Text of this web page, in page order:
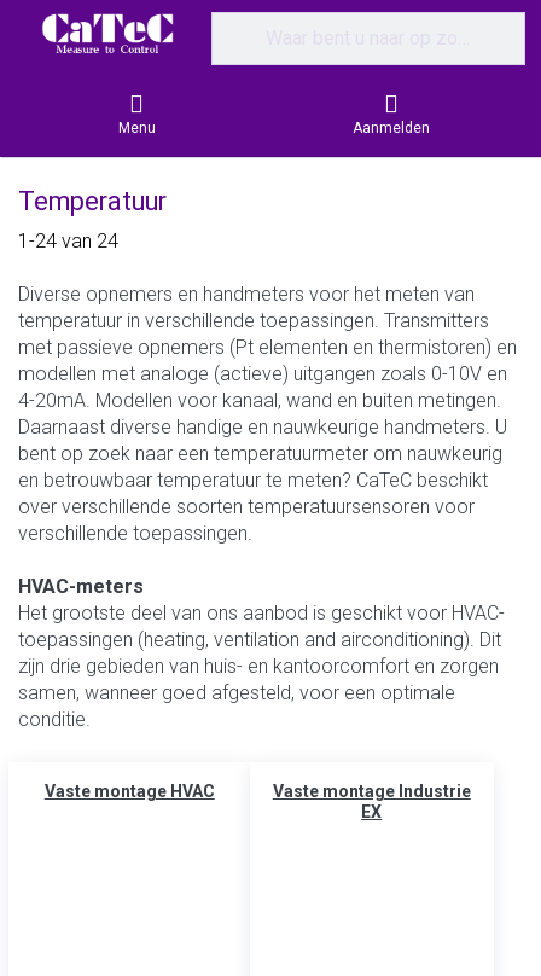
Menu Aanmelden
Temperatuur
Search results:
1-24 van 24
Diverse opnemers en handmeters voor het meten van
temperatuur in verschillende toepassingen. Transmitters
met passieve opnemers (Pt elementen en thermistoren) en
modellen met analoge (actieve) uitgangen zoals 0-10V en
4-20mA. Modellen voor kanaal, wand en buiten metingen.
Daarnaast diverse handige en nauwkeurige handmeters. U
bent op zoek naar een temperatuurmeter om nauwkeurig
en betrouwbaar temperatuur te meten? CaTeC beschikt
over verschillende soorten temperatuursensoren voor
verschillende toepassingen.
HVAC-meters
Het grootste deel van ons aanbod is geschikt voor HVAC-
toepassingen (heating, ventilation and airconditioning). Dit
zijn drie gebieden van huis- en kantoorcomfort en zorgen
samen, wanneer goed afgesteld, voor een optimale
conditie.
Vaste montage HVAC
Vaste montage Industrie
EX